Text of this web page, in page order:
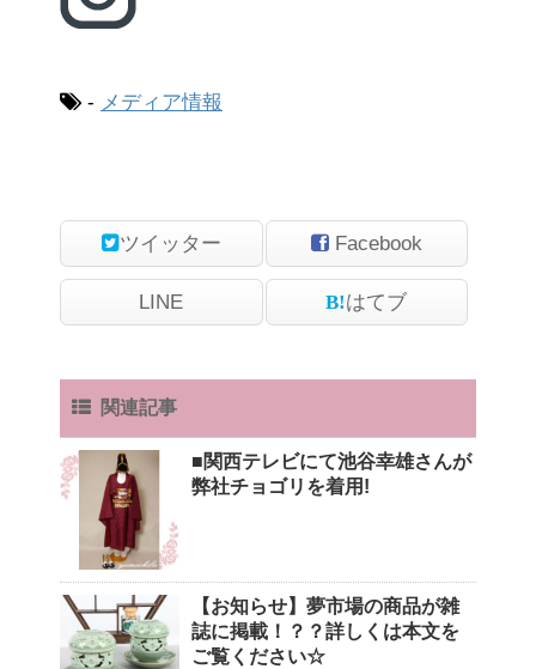
- メディア情報
ツイッター Facebook
LINE はてブ
関連記事
■関西テレビにて池谷幸雄さんが
弊社チョゴリを着用!
【お知らせ】夢市場の商品が雑
誌に掲載！？？詳しくは本文を
ご覧ください☆